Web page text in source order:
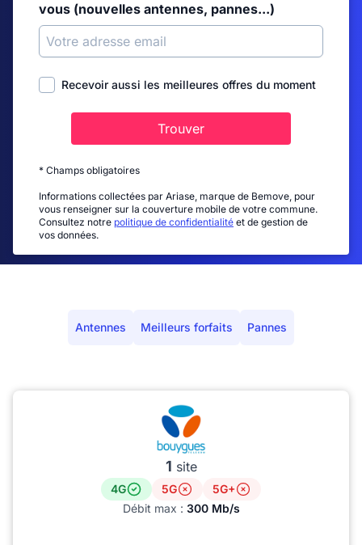
vous (nouvelles antennes, pannes...)
Recevoir aussi les meilleures offres du moment
Trouver
* Champs obligatoires
Informations collectées par Ariase, marque de Bemove, pour
vous renseigner sur la couverture mobile de votre commune.
Consultez notre politique de confidentialité et de gestion de
vos données.
Antennes Meilleurs forfaits Pannes
1 site
4G 5G
5G+
Débit max : 300 Mb/s